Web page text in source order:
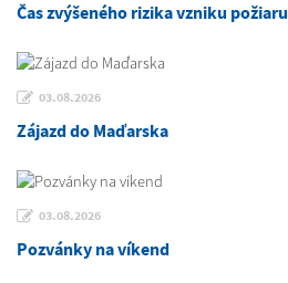
Čas zvýšeného rizika vzniku požiaru
03.08.2026
Zájazd do Maďarska
03.08.2026
Pozvánky na víkend